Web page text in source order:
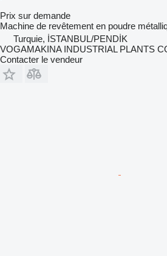
Prix sur demande
Machine de revêtement en poudre
Turquie, İSTANBUL/PENDİK
VOGAMAKINA INDUSTRIAL PLANTS
Contacter le vendeur